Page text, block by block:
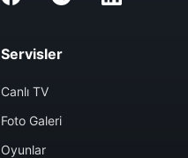
Servisler
Canlı TV
Foto Galeri
Oyunlar